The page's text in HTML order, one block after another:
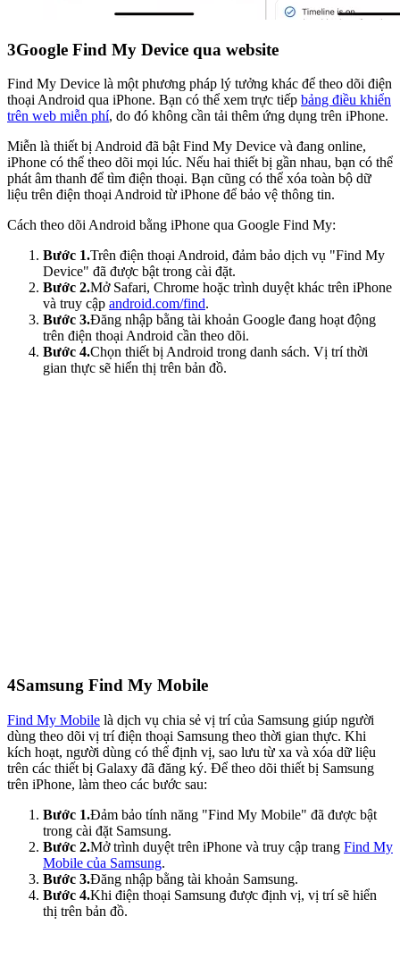
3Google Find My Device qua website
Find My Device là một phương pháp lý tưởng khác để theo dõi điện
thoại Android qua iPhone. Bạn có thể xem trực tiếp bảng điều khiển
trên web miễn phí, do đó không cần tải thêm ứng dụng trên iPhone.
Miễn là thiết bị Android đã bật Find My Device và đang online,
iPhone có thể theo dõi mọi lúc. Nếu hai thiết bị gần nhau, bạn có thể
phát âm thanh để tìm điện thoại. Bạn cũng có thể xóa toàn bộ dữ
liệu trên điện thoại Android từ iPhone để bảo vệ thông tin.
Cách theo dõi Android bằng iPhone qua Google Find My:
Bước 1.Trên điện thoại Android, đảm bảo dịch vụ "Find My
Device" đã được bật trong cài đặt.
Bước 2.Mở Safari, Chrome hoặc trình duyệt khác trên iPhone
và truy cập android.com/find.
Bước 3.Đăng nhập bằng tài khoản Google đang hoạt động
trên điện thoại Android cần theo dõi.
Bước 4.Chọn thiết bị Android trong danh sách. Vị trí thời
gian thực sẽ hiển thị trên bản đồ.
4Samsung Find My Mobile
Find My Mobile là dịch vụ chia sẻ vị trí của Samsung giúp người
dùng theo dõi vị trí điện thoại Samsung theo thời gian thực. Khi
kích hoạt, người dùng có thể định vị, sao lưu từ xa và xóa dữ liệu
trên các thiết bị Galaxy đã đăng ký. Để theo dõi thiết bị Samsung
trên iPhone, làm theo các bước sau:
Bước 1.Đảm bảo tính năng "Find My Mobile" đã được bật
trong cài đặt Samsung.
Bước 2.Mở trình duyệt trên iPhone và truy cập trang Find My
Mobile của Samsung.
Bước 3.Đăng nhập bằng tài khoản Samsung.
Bước 4.Khi điện thoại Samsung được định vị, vị trí sẽ hiển
thị trên bản đồ.